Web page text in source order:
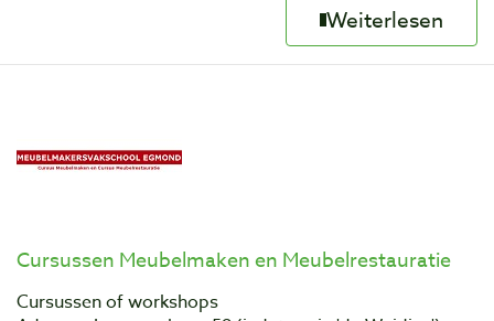
Weiterlesen
Cursussen Meubelmaken en Meubelrestauratie
Cursussen of workshops